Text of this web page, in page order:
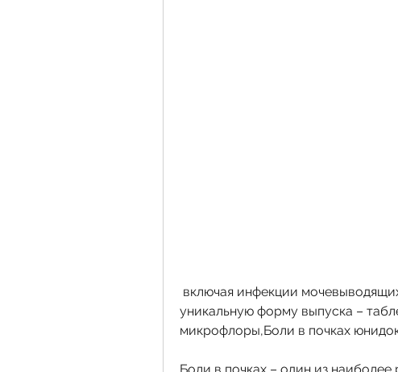
уникальную форму выпуска –
микрофлоры,Боли в почках